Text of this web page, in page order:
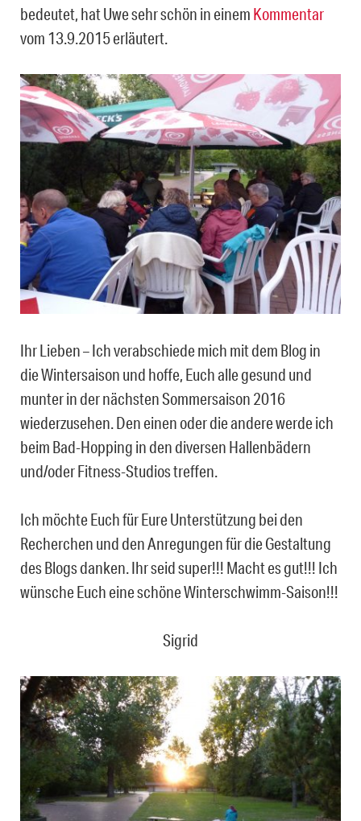
bedeutet, hat Uwe sehr schön in einem Kommentar
vom 13.9.2015 erläutert.
Ihr Lieben – Ich verabschiede mich mit dem Blog in
die Wintersaison und hoffe, Euch alle gesund und
munter in der nächsten Sommersaison 2016
wiederzusehen. Den einen oder die andere werde ich
beim Bad-Hopping in den diversen Hallenbädern
und/oder Fitness-Studios treffen.
Ich möchte Euch für Eure Unterstützung bei den
Recherchen und den Anregungen für die Gestaltung
des Blogs danken. Ihr seid super!!! Macht es gut!!! Ich
wünsche Euch eine schöne Winterschwimm-Saison!!!
Sigrid